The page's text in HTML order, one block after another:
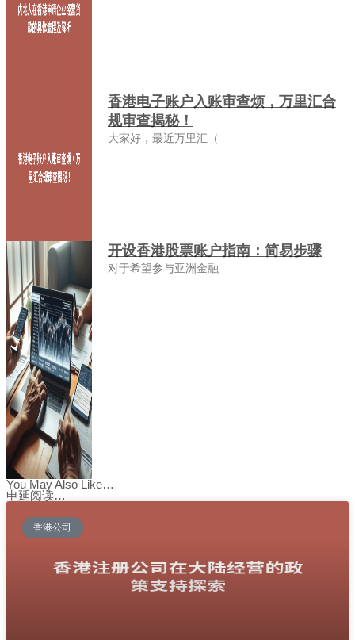
香港电子账户入账审查烦，万里汇合
规审查揭秘！
大家好，最近万里汇（
开设香港股票账户指南：简易步骤
对于希望参与亚洲金融
You May Also Like…
申延阅读…
香港公司